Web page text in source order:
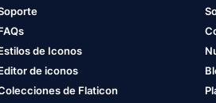
de Iconos
de iconos
de Flaticon